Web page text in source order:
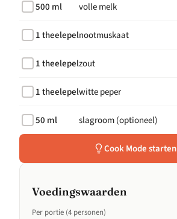
500 ml volle melk
1 theelepelnootmuskaat
1 theelepelzout
1 theelepelwitte peper
50 ml slagroom (optioneel)
Cook Mode starten
Voedingswaarden
Per portie (4 personen)